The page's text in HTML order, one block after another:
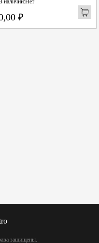
наличии:Нет
₽
защищены.